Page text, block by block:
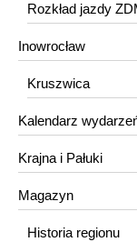
Rozkład jazdy
Inowrocław
Kruszwica
Kalendarz
Krajna i Pałuki
Magazyn
Historia regionu